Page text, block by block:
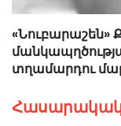
«Նուբարաշեն»
տղամարդու